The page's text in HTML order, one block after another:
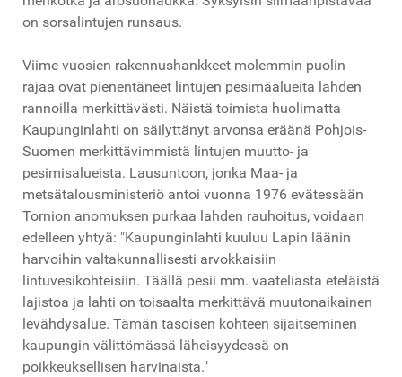
on sorsalintujen runsaus.
Viime vuosien rakennushankkeet molemmin puolin
rajaa ovat pienentäneet lintujen pesimäalueita lahden
rannoilla merkittävästi. Näistä toimista huolimatta
Kaupunginlahti on säilyttänyt arvonsa eräänä Pohjois-
Suomen merkittävimmistä lintujen muutto- ja
pesimisalueista. Lausuntoon, jonka Maa- ja
metsätalousministeriö antoi vuonna 1976 evätessään
Tornion anomuksen purkaa lahden rauhoitus, voidaan
edelleen yhtyä: "Kaupunginlahti kuuluu Lapin läänin
harvoihin valtakunnallisesti arvokkaisiin
lintuvesikohteisiin. Täällä pesii mm. vaateliasta eteläistä
lajistoa ja lahti on toisaalta merkittävä muutonaikainen
levähdysalue. Tämän tasoisen kohteen sijaitseminen
kaupungin välittömässä läheisyydessä on
poikkeuksellisen harvinaista."